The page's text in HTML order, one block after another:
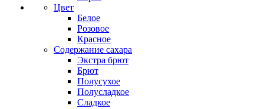
Цвет
Белое
Розовое
Красное
Содержание сахара
Экстра брют
Брют
Полусухое
Полусладкое
Сладкое